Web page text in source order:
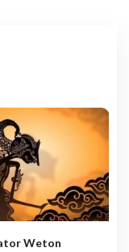
Weton